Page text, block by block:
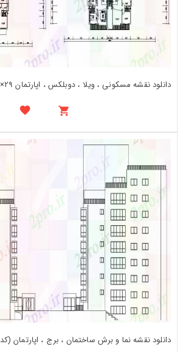
دانلود نقشه مسکونی ، ویلا ، دوبلکس ، اپارتمان 29×39 متر (کد33151)
دانلود نقشه نما و برش ساختمان ، برج ، اپارتمان (کد33150)